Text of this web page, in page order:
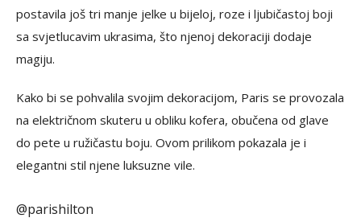
postavila još tri manje jelke u bijeloj, roze i ljubičastoj boji
sa svjetlucavim ukrasima, što njenoj dekoraciji dodaje
magiju.
Kako bi se pohvalila svojim dekoracijom, Paris se provozala
na električnom skuteru u obliku kofera, obučena od glave
do pete u ružičastu boju. Ovom prilikom pokazala je i
elegantni stil njene luksuzne vile.
@parishilton